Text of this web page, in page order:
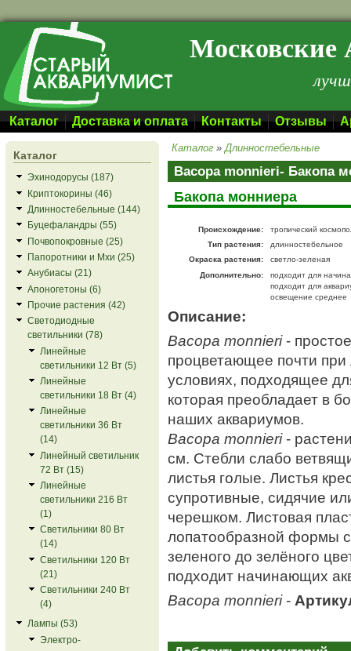
Перейти к основному содержанию Московские
Каталог Доставка и оплата Контакты Отзывы
Каталог
Эхинодорусы (187)
Криптокорины (46)
Длинностебельные (144)
Буцефаландры (55)
Почвопокровные (25)
Папоротники и Мхи (25)
Анубиасы (21)
Апоногетоны (6)
Прочие растения (42)
Светодиодные
светильники (78)
Линейные
светильники 12 Вт (5)
Линейные
светильники 18 Вт (4)
Линейные
светильники 36 Вт
(14)
Линейный светильник
72 Вт (15)
Линейные
светильники 216 Вт
(1)
Светильники 80 Вт
(14)
Светильники 120 Вт
(21)
Светильники 240 Вт
(4)
Лампы (53)
Электро-
Каталог »Длинностебельные
Bacopa monnieri- Бакопа
Бакопа монниера
Происхождение:
тропический
Тип растения:
длинностебельное
Окраска растения:
светло-зеленая
Дополнительно:
подходит для
подходит для
освещение среднее
Описание:
Bacopa monnieri-
процветающее почти
условиях, подходящее
которая преобладает в
наших аквариумов.
Bacopa monnieri-
см. Стебли слабо
листья голые. Листья
супротивные, сидячие
черешком. Листовая
лопатообразной формы с
зеленого до зелёного
подходит начинающих
Bacopa monnieri-